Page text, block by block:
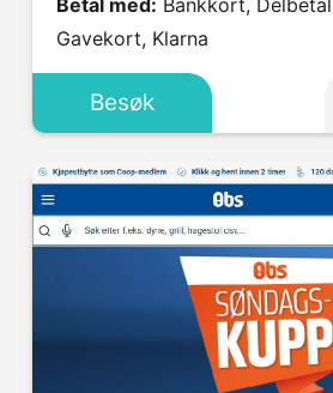
Betal med:
Gavekort, Klarna
Besøk